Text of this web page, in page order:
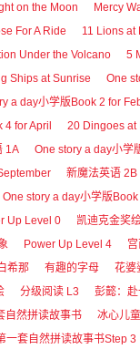
on the Moon
Mercy
For A Ride
11 Lions at
Under the Volcano
5
Ships at Sunrise
One
a day小学版Book 2 for
for April
20 Dingoes at
1A
One story a day小学
新魔法英语 2B
One story a day小学版
Up Level 0
凯迪克金奖
Power Up Level 4
希那 有趣的字母
花婆
分级阅读 L3
彭懿：
自然拼读故事书
冰心儿
一套自然拼读故事书Step 3